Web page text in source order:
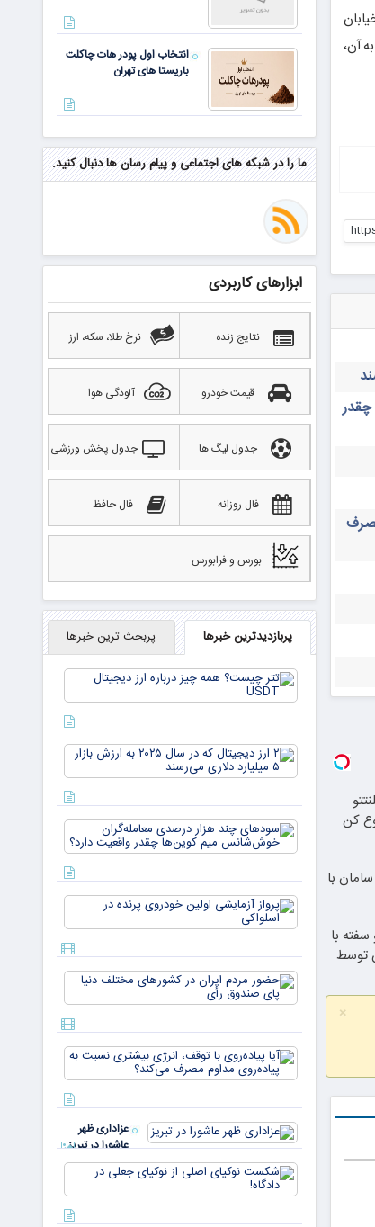
انتهای خیابان
آن،
کن
با
با
توسط
×
انتخاب اول پودر هات چاکلت
باریستا های تهران
مهم‌ترین مهارت برای موفقیت از
نگاه وارن بافت و جف بزوس
منتظر سقوط قی
بهترین صرافی ارز دیجیتال
خارجی بدون تحریم را بشناسید؛
آپدیت ۲۰۲۶
ما را در شبکه های اجتماعی و پیام رسان ها دنبال کنید.
ابزارهای کاربردی
نتایج زنده نرخ طلا، سکه، ارز
قیمت خودرو آلودگی هوا
جدول لیگ ها جدول پخش ورزشی
فال روزانه فال حافظ
بورس و فرابورس
پربازدیدترین خبرها پربحث ترین خبرها
عزاداری ظهر
عاشورا در تبریز